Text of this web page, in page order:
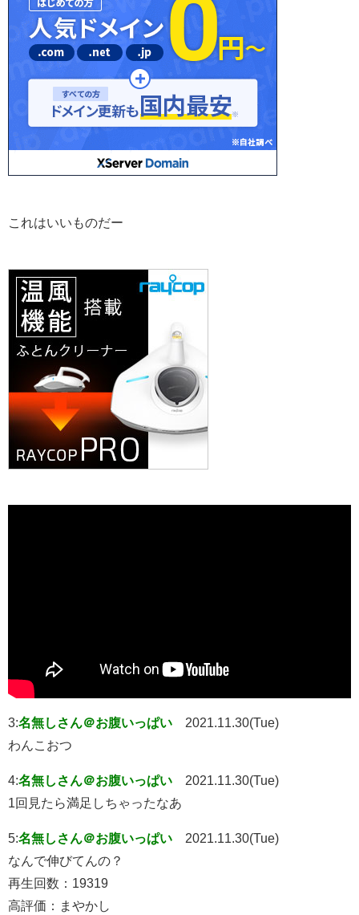
これはいいものだー
3:名無しさん＠お腹いっぱい
2021.11.30(Tue)
わんこおつ
4:名無しさん＠お腹いっぱい
2021.11.30(Tue)
1回見たら満足しちゃったなあ
5:名無しさん＠お腹いっぱい
2021.11.30(Tue)
なんで伸びてんの？
再生回数：19319
高評価：まやかし